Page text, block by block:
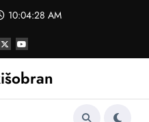
10:04:29 AM